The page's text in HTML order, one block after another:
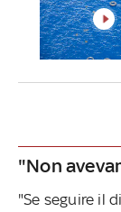
"Non
"Se seguire il